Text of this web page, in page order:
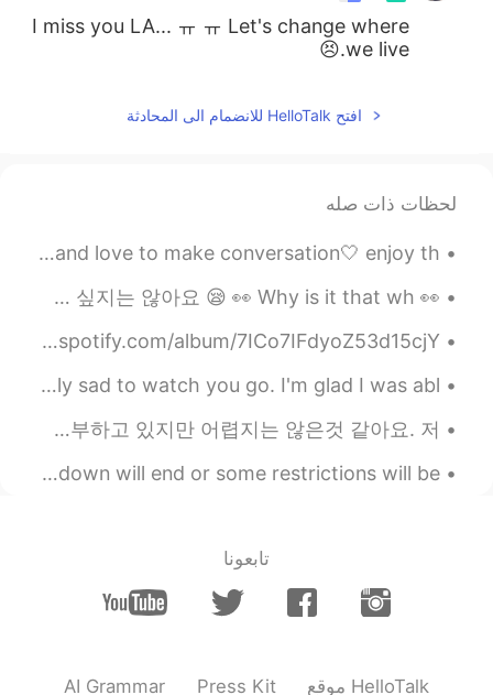
I miss you LA... ㅠ ㅠ Let's change where
we live.😣
افتح HelloTalk للانضمام الى المحادثة
لحظات ذات صله
hi<3 anyone feel free to text in! I’m super friendly and love to make conversation🤍 enjoy th...
👀 왜 먼저 메시지를 보내는 대부분의 사람들이 대화를 계속하려고 노력하지 않는 걸까요..? 😂 그냥 나라고 대화만 하고 싶지는 않아요 😪 👀 Why is it that wh...
Hey! I released an album of my original songs! https://open.spotify.com/album/7ICo7IFdyoZ53d15cjY...
descansa en paz. Rest in peace Grandpa Manuel, I'm really sad to watch you go. I'm glad I was abl...
한국어: 여러분 오랜만이에요, 잘 지내요? 한국어를 배우고 싶습니다, 도와주세요. ㅎㅎㅎ 농담이에요. 혼자 공부하고 있어요. 혼자 공부하고 있지만 어렵지는 않은것 같아요. 저...
hopefully the situation in London gets better and lockdown will end or some restrictions will be ...
تابعونا
AI Grammar Press Kit موقع HelloTalk